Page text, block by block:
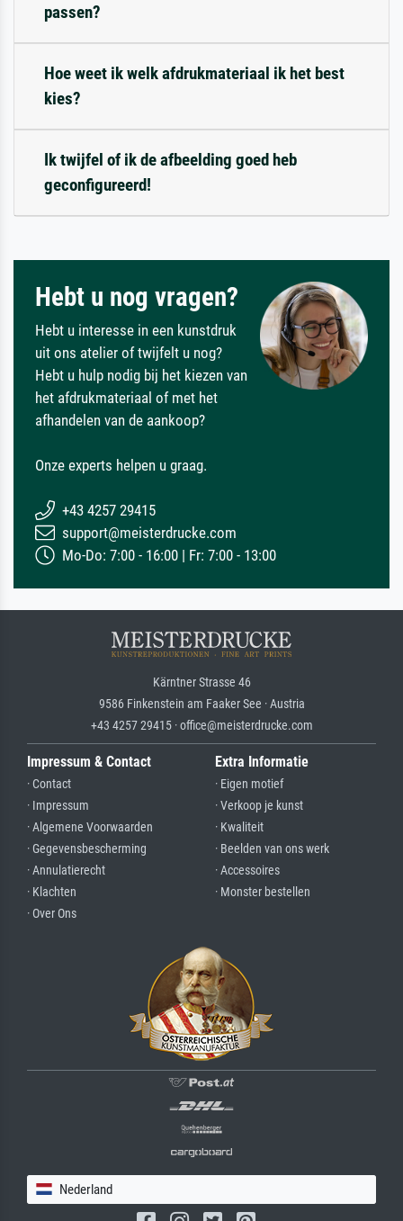
passen?
Hoe weet ik welk afdrukmateriaal ik het best
kies?
Ik twijfel of ik de afbeelding goed heb
geconfigureerd!
Hebt u nog vragen?
Hebt u interesse in een kunstdruk
uit ons atelier of twijfelt u nog?
Hebt u hulp nodig bij het kiezen van
het afdrukmateriaal of met het
afhandelen van de aankoop?
Onze experts helpen u graag.
+43 4257 29415
support@meisterdrucke.com
Mo-Do: 7:00 - 16:00 | Fr: 7:00 - 13:00
Kärntner Strasse 46
9586 Finkenstein am Faaker See · Austria
+43 4257 29415 · office@meisterdrucke.com
Impressum & Contact
· Contact
· Impressum
· Algemene Voorwaarden
· Gegevensbescherming
· Annulatierecht
· Klachten
· Over Ons
Extra Informatie
· Eigen motief
· Verkoop je kunst
· Kwaliteit
· Beelden van ons werk
· Accessoires
· Monster bestellen
Nederland